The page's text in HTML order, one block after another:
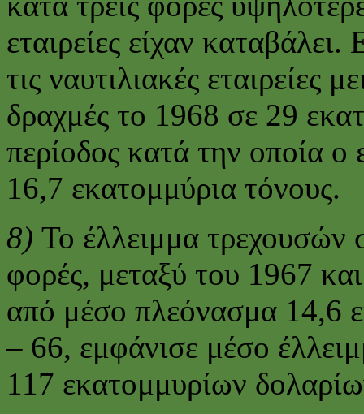
εταιρείες είχαν
τις ναυτιλιακές
δραχμές το 1968 σε 29
περίοδος κατά την οποία
16,7 εκατομμύρια τόνους.
8) Το έλλειμμα
φορές, μεταξύ του 1967
από μέσο πλεόνασμα 14,6
– 66, εμφάνισε μέσο
117 εκατομμυρίων